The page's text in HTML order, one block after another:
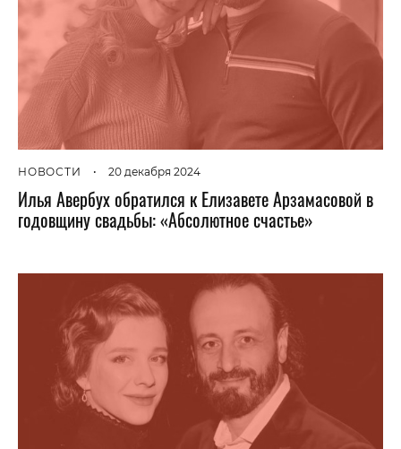
НОВОСТИ • 20 декабря 2024
Илья Авербух обратился к Елизавете Арзамасовой в
годовщину свадьбы: «Абсолютное счастье»